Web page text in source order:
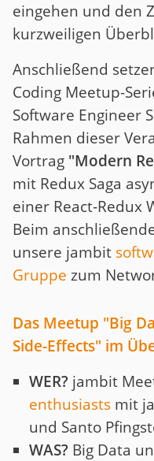
eingehen und den
kurzweiligen
Anschließend
Coding Meetup-
Software Engineer
Rahmen dieser
Vortrag "Modern
mit Redux Saga
einer React-Redux
Beim
unsere jambit
Gruppe zum
Das Meetup "Big
Side-Effects" im
WER? jambit
enthusiasts mit
und Santo
WAS? Big Data